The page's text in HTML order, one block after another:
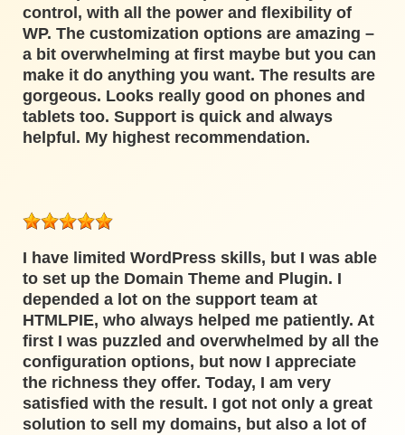
control, with all the power and flexibility of
WP. The customization options are amazing –
a bit overwhelming at first maybe but you can
make it do anything you want. The results are
gorgeous. Looks really good on phones and
tablets too. Support is quick and always
helpful. My highest recommendation.
I have limited WordPress skills, but I was able
to set up the Domain Theme and Plugin. I
depended a lot on the support team at
HTMLPIE, who always helped me patiently. At
first I was puzzled and overwhelmed by all the
configuration options, but now I appreciate
the richness they offer. Today, I am very
satisfied with the result. I got not only a great
solution to sell my domains, but also a lot of